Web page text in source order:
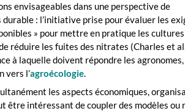
envisageables dans une perspective de
: l’initiative prise pour évaluer les
» pour mettre en pratique les cultures
réduire les fuites des nitrates (Charles et
à laquelle doivent répondre les
vers l’agroécologie.
les aspects économiques,
être intéressant de coupler des modèles